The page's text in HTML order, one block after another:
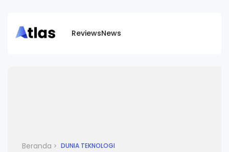
ReviewsNews
Beranda DUNIA TEKNOLOGI